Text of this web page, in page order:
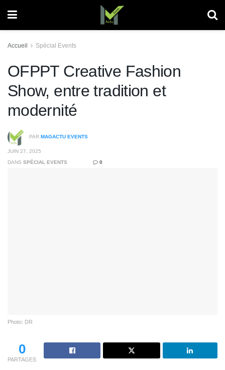
Accueil Spécial Events
OFPPT Creative Fashion
Show, entre tradition et
modernité
PAR MAGACTU EVENTS
JUIN 27, 2025
DANS SPÉCIAL EVENTS 0
Photo: DR
0
PARTAGES